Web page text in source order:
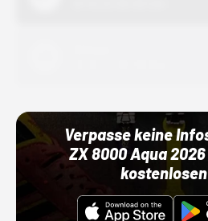
Verpasse keine
ZX 8000 Aqua